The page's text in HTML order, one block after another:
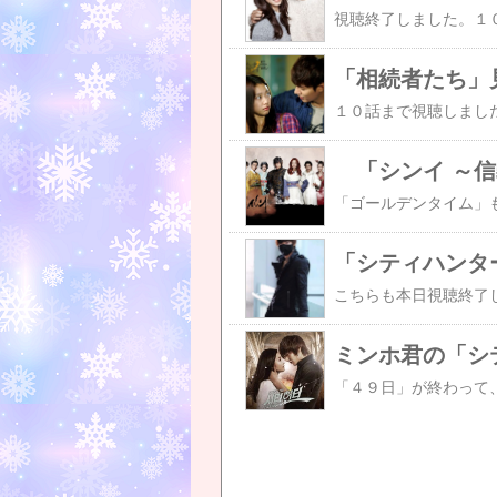
「相続者たち」
「シンイ ～信
「シティハン
ミンホ君の「